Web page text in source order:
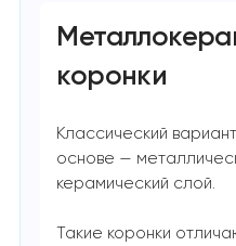
коронки
Классический
основе —
керамический слой.
Такие коронки